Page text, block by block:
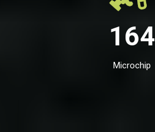
164
Microchip